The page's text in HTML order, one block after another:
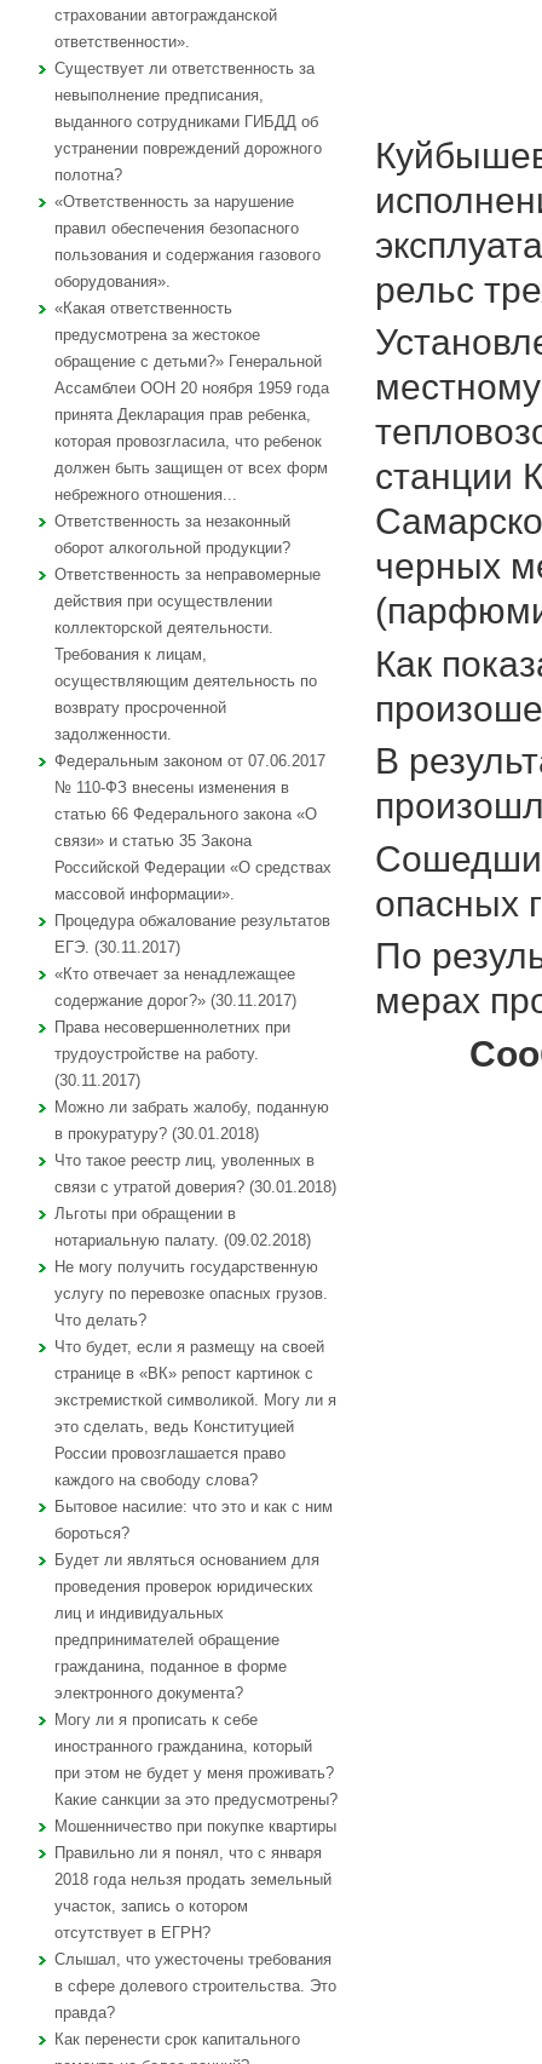
страховании автогражданской
ответственности».
Существует ли ответственность за
невыполнение предписания,
выданного сотрудниками ГИБДД об
устранении повреждений дорожного
полотна?
«Ответственность за нарушение
правил обеспечения безопасного
пользования и содержания газового
оборудования».
«Какая ответственность
предусмотрена за жестокое
обращение с детьми?» Генеральной
Ассамблеи ООН 20 ноября 1959 года
принята Декларация прав ребенка,
которая провозгласила, что ребенок
должен быть защищен от всех форм
небрежного отношения...
Ответственность за незаконный
оборот алкогольной продукции?
Ответственность за неправомерные
действия при осуществлении
коллекторской деятельности.
Требования к лицам,
осуществляющим деятельность по
возврату просроченной
задолженности.
Федеральным законом от 07.06.2017
№ 110-ФЗ внесены изменения в
статью 66 Федерального закона «О
связи» и статью 35 Закона
Российской Федерации «О средствах
массовой информации».
Процедура обжалование результатов
ЕГЭ. (30.11.2017)
«Кто отвечает за ненадлежащее
содержание дорог?» (30.11.2017)
Права несовершеннолетних при
трудоустройстве на работу.
(30.11.2017)
Можно ли забрать жалобу, поданную
в прокуратуру? (30.01.2018)
Что такое реестр лиц, уволенных в
связи с утратой доверия? (30.01.2018)
Льготы при обращении в
нотариальную палату. (09.02.2018)
Не могу получить государственную
услугу по перевозке опасных грузов.
Что делать?
Что будет, если я размещу на своей
странице в «ВК» репост картинок с
экстремисткой символикой. Могу ли я
это сделать, ведь Конституцией
России провозглашается право
каждого на свободу слова?
Бытовое насилие: что это и как с ним
бороться?
Будет ли являться основанием для
проведения проверок юридических
лиц и индивидуальных
предпринимателей обращение
гражданина, поданное в форме
электронного документа?
Могу ли я прописать к себе
иностранного гражданина, который
при этом не будет у меня проживать?
Какие санкции за это предусмотрены?
Мошенничество при покупке квартиры
Правильно ли я понял, что с января
2018 года нельзя продать земельный
участок, запись о котором
отсутствует в ЕГРН?
Слышал, что ужесточены требования
в сфере долевого строительства. Это
правда?
Как перенести срок капитального
рельс
станции
черных
Как
В
опасных
По
мерах